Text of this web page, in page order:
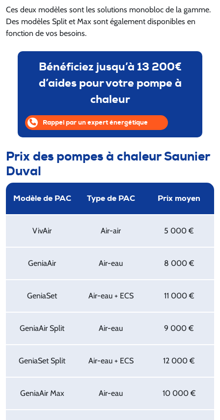
Ces deux modèles sont les solutions monobloc de la gamme.
Des modèles Split et Max sont également disponibles en
fonction de vos besoins.
Bénéficiez jusqu’à 13 200€
d’aides pour votre pompe à
chaleur
Rappel par un expert énergétique
Prix des pompes à chaleur Saunier
Duval
Modèle de PAC Type de PAC Prix moyen
VivAir Air-air 5 000 €
GeniaAir Air-eau 8 000 €
GeniaSet Air-eau + ECS 11 000 €
GeniaAir Split Air-eau 9 000 €
GeniaSet Split Air-eau + ECS 12 000 €
GeniaAir Max Air-eau 10 000 €